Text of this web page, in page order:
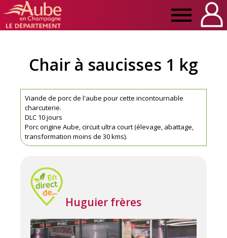
Chair à saucisses 1 kg
Viande de porc de l'aube pour cette incontournable
charcuterie.
DLC 10 jours
Porc origine Aube, circuit ultra court (élevage, abattage,
transformation moins de 30 kms).
Huguier frères